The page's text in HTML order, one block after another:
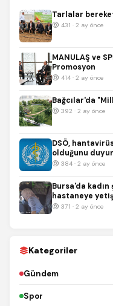
Tarlalar
431 · 2 ay önce
MANULAŞ ve
Promosyon
414 · 2 ay önce
Bağcılar'da
392 · 2 ay önce
DSÖ,
olduğunu
384 · 2 ay önce
Bursa'da
hastaneye
371 · 2 ay önce
Kategoriler
Gündem
Spor